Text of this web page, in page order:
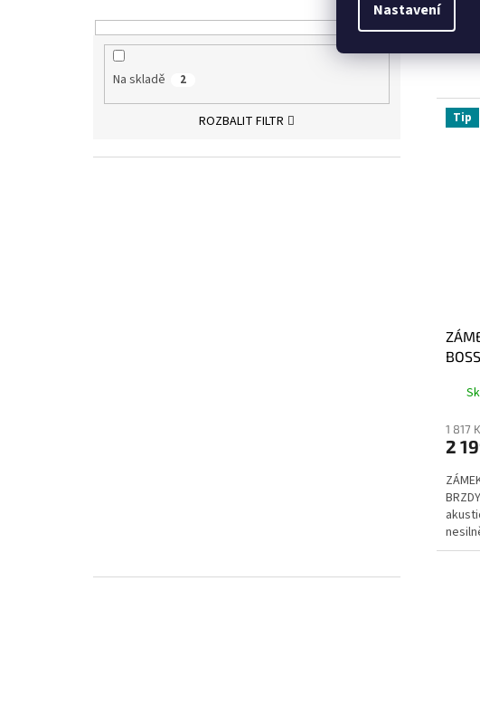
Nastavení
Na skladě 2
ROZBALIT FILTR Tip
1 817
2